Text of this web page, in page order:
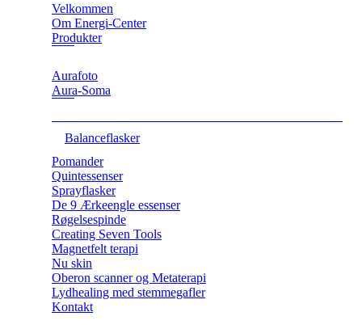
Velkommen
Om Energi-Center
Produkter
Aurafoto
Aura-Soma
Balanceflasker
Pomander
Quintessenser
Sprayflasker
De 9 Ærkeengle essenser
Røgelsespinde
Creating Seven Tools
Magnetfelt terapi
Nu skin
Oberon scanner og Metaterapi
Lydhealing med stemmegafler
Kontakt